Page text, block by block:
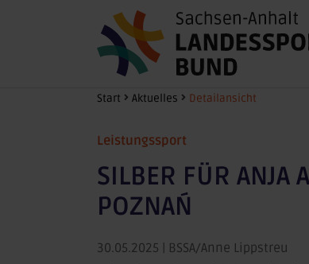
Zum Hauptinhalt springen
Sie sind hier:
Start Aktuelles Detailansicht
Leistungssport
SILBER FÜR ANJA
POZNAŃ
30.05.2025 | BSSA/Anne Lippstreu